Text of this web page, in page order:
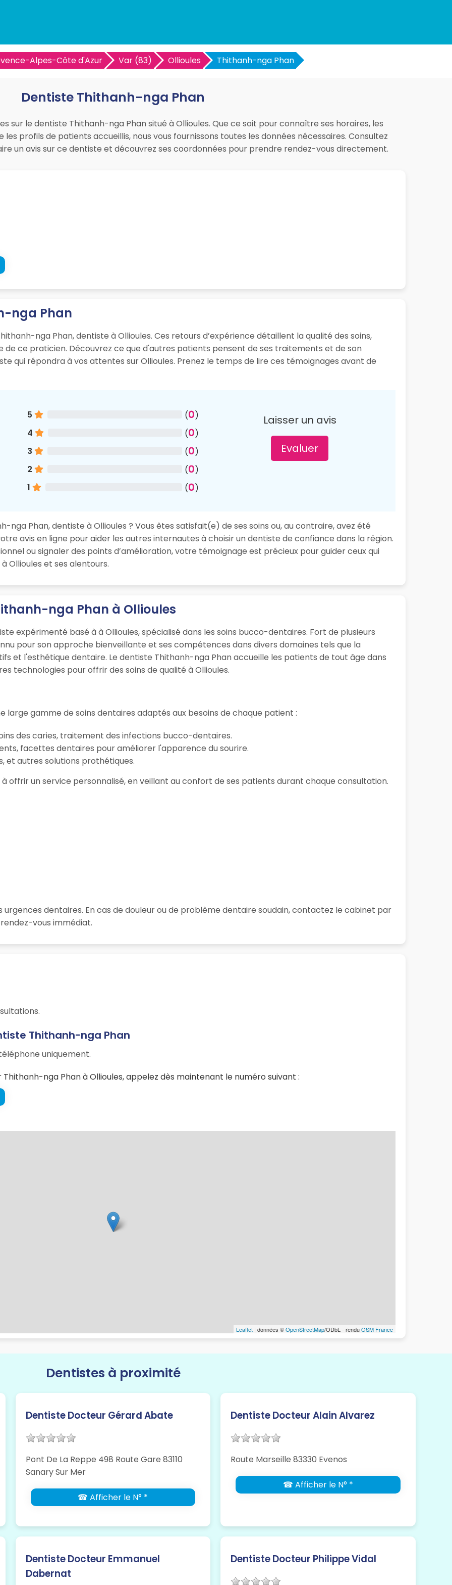
Alpes-Côte d'Azur Var (83) Ollioules Thithanh-nga Phan
Dentiste Thithanh-nga Phan
sur le dentiste Thithanh-nga Phan situé à Ollioules. Que ce soit pour connaître ses horaires, les
profils de patients accueillis, nous vous fournissons toutes les données nécessaires. Consultez
un avis sur ce dentiste et découvrez ses coordonnées pour prendre rendez-vous directement.
nga Phan
nga Phan, dentiste à Ollioules. Ces retours d’expérience détaillent la qualité des soins,
de ce praticien. Découvrez ce que d'autres patients pensent de ses traitements et de son
qui répondra à vos attentes sur Ollioules. Prenez le temps de lire ces témoignages avant de
5 (0)
4
(0)
3
(0)
2
(0)
1
(0)
Laisser un avis
Evaluer
nga Phan, dentiste à Ollioules ? Vous êtes satisfait(e) de ses soins ou, au contraire, avez été
avis en ligne pour aider les autres internautes à choisir un dentiste de confiance dans la région.
ou signaler des points d’amélioration, votre témoignage est précieux pour guider ceux qui
Ollioules et ses alentours.
nga Phan à Ollioules
expérimenté basé à à Ollioules, spécialisé dans les soins bucco-dentaires. Fort de plusieurs
pour son approche bienveillante et ses compétences dans divers domaines tels que la
et l'esthétique dentaire. Le dentiste Thithanh-nga Phan accueille les patients de tout âge dans
technologies pour offrir des soins de qualité à Ollioules.
large gamme de soins dentaires adaptés aux besoins de chaque patient :
des caries, traitement des infections bucco-dentaires.
facettes dentaires pour améliorer l'apparence du sourire.
et autres solutions prothétiques.
offrir un service personnalisé, en veillant au confort de ses patients durant chaque consultation.
dentaires. En cas de douleur ou de problème dentaire soudain, contactez le cabinet par
vous immédiat.
Thithanh-nga Phan
uniquement.
nga Phan à Ollioules, appelez dès maintenant le numéro suivant :
Leaflet | données ©OpenStreetMap/ODbL - renduOSM France
Dentistes à proximité
Dentiste Docteur Gérard Abate
Pont De La Reppe 498 Route Gare 83110
Sanary Sur Mer
☎ Afficher le N° *
Dentiste Docteur Alain Alvarez
Route Marseille 83330 Evenos
☎ Afficher le N° *
Dentiste Docteur Emmanuel
Dabernat
Dentiste Docteur Philippe Vidal